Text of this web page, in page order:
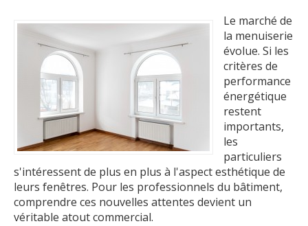
Le marché de
la menuiserie
évolue. Si les
critères de
performance
énergétique
restent
importants,
les
particuliers
s'intéressent de plus en plus à l'aspect esthétique de
leurs fenêtres. Pour les professionnels du bâtiment,
comprendre ces nouvelles attentes devient un
véritable atout commercial.